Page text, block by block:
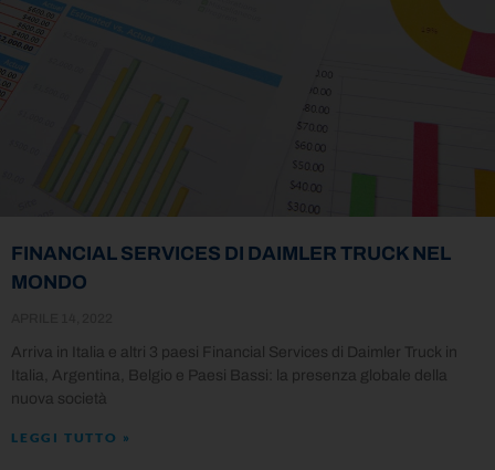
FINANCIAL SERVICES DI DAIMLER TRUCK NEL
MONDO
Arriva in Italia e altri 3 paesi Financial Services di Daimler Truck in
Italia, Argentina, Belgio e Paesi Bassi: la presenza globale della
nuova società
LEGGI TUTTO »